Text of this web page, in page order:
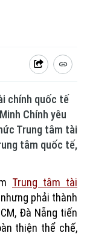
chính quốc tế
Chính yêu
Trung tâm tài
tâm quốc tế,
Trung tâm tài
phải thành
Đà Nẵng tiến
thiện thể chế,